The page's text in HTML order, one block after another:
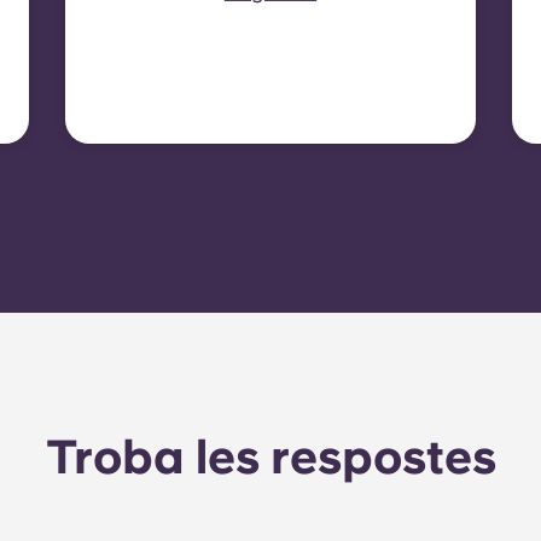
contracte separat. En
contracte d'electricitat
Troba les respostes